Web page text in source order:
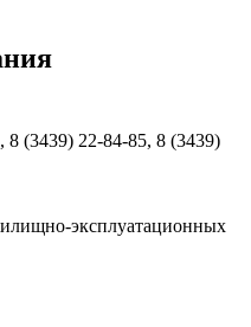
(3439) 22-84-85, 8 (3439)
эксплуатационных